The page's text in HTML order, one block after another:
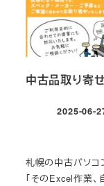
中古品取り寄
投稿日
2025-06-
札幌の中古パソ
「そのExcel作業